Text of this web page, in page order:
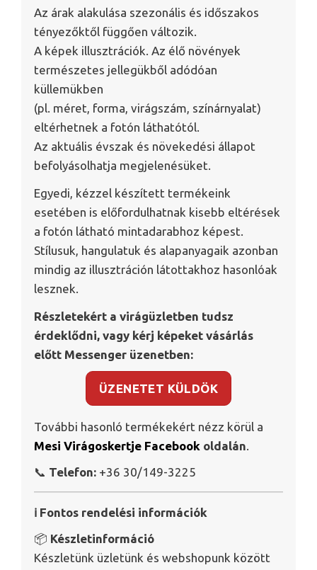
Az árak alakulása szezonális és időszakos
tényezőktől függően változik.
A képek illusztrációk. Az élő növények
természetes jellegükből adódóan
küllemükben
(pl. méret, forma, virágszám, színárnyalat)
eltérhetnek a fotón láthatótól.
Az aktuális évszak és növekedési állapot
befolyásolhatja megjelenésüket.
Egyedi, kézzel készített termékeink
esetében is előfordulhatnak kisebb eltérések
a fotón látható mintadarabhoz képest.
Stílusuk, hangulatuk és alapanyagaik azonban
mindig az illusztráción látottakhoz hasonlóak
lesznek.
Részletekért a virágüzletben tudsz
érdeklődni, vagy kérj képeket vásárlás
előtt Messenger üzenetben:
ÜZENETET KÜLDÖK
További hasonló termékekért nézz körül a
Mesi Virágoskertje Facebook oldalán.
📞 Telefon: +36 30/149-3225
ℹ️ Fontos rendelési információk
📦 Készletinformáció
Készletünk üzletünk és webshopunk között